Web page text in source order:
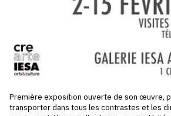
DEVENIR
À PROPOS
À PROPOS
Première exposition ouverte de son œuvre,
transporter dans tous les contrastes et les